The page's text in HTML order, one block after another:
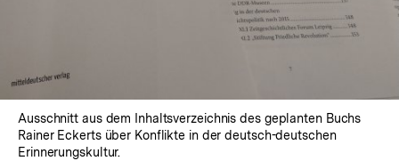
Ausschnitt aus dem Inhaltsverzeichnis des geplanten Buchs
Rainer Eckerts über Konflikte in der deutsch-deutschen
Erinnerungskultur.